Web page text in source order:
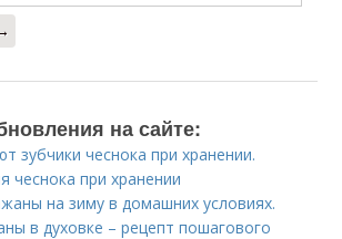
на сайте:
зубчики чеснока при хранении.
чеснока при хранении
на зиму в домашних условиях.
в духовке – рецепт пошагового